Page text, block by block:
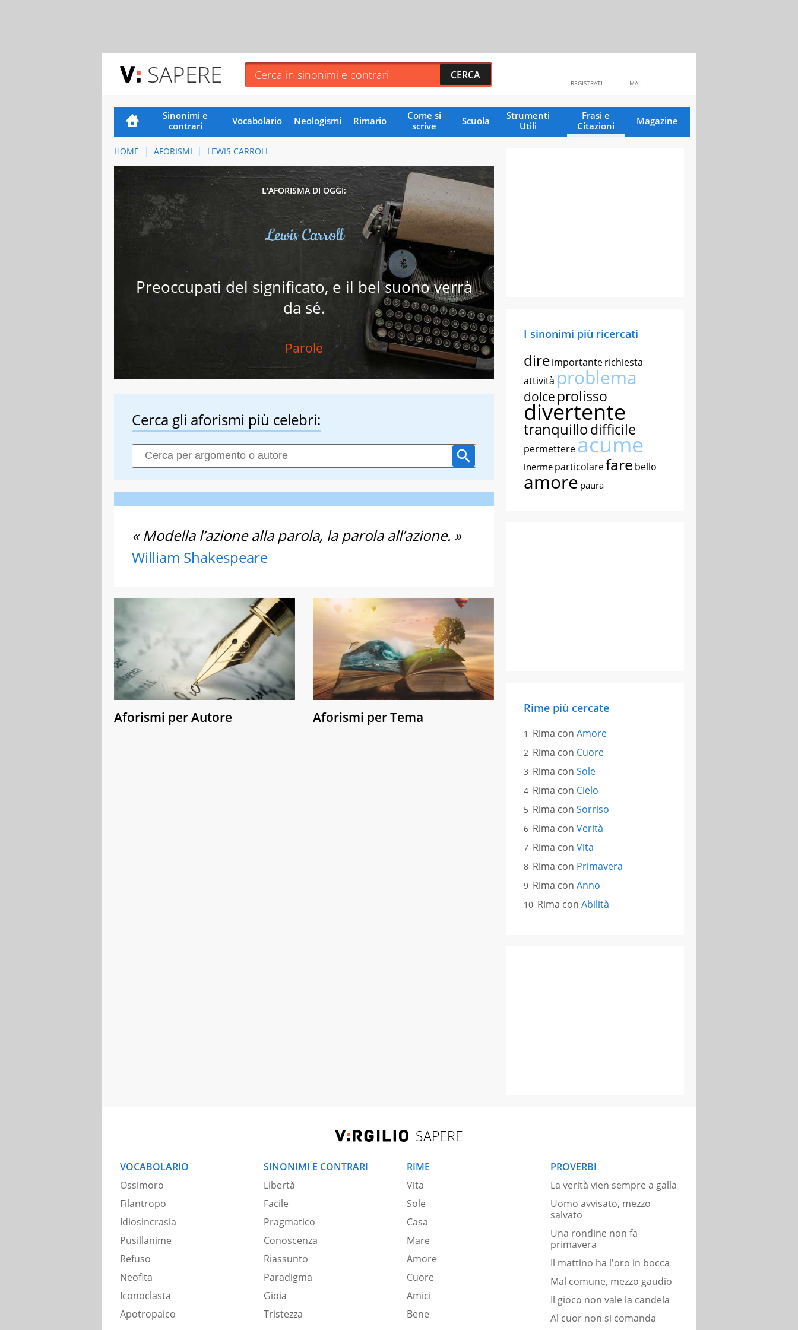
SAPERE MAIL
REGISTRATI
Sinonimi e
contrari
Vocabolario Neologismi Rimario
Come si
scrive
Scuola
Strumenti
Utili
Frasi e
Citazioni
Magazine
HOME AFORISMI LEWIS CARROLL
L'AFORISMA DI OGGI:
Lewis Carroll
Preoccupati del significato, e il bel suono verrà
da sé.
Parole
Cerca gli aforismi più celebri:
« Modella l’azione alla parola, la parola all’azione. »
William Shakespeare
Aforismi per Autore Aforismi per Tema
I sinonimi più ricercati
direimportanterichiesta
attività problema
dolce prolisso
divertente
tranquillodifficile
permettereacume
inerme particolarefare bello
amore paura
Rime più cercate
Rima con Amore
Rima con Cuore
Rima con Sole
Rima con Cielo
Rima con Sorriso
Rima con Verità
Rima con Vita
Rima con Primavera
Rima con Anno
Rima con Abilità
SAPERE
VOCABOLARIO
Ossimoro
Filantropo
Idiosincrasia
Pusillanime
Refuso
Neofita
Iconoclasta
Apotropaico
SINONIMI E CONTRARI
Libertà
Facile
Pragmatico
Conoscenza
Riassunto
Paradigma
Gioia
Tristezza
RIME
Vita
Sole
Casa
Mare
Amore
Cuore
Amici
Bene
PROVERBI
La verità vien sempre a galla
Uomo avvisato, mezzo
salvato
Una rondine non fa
primavera
Il mattino ha l'oro in bocca
Mal comune, mezzo gaudio
Il gioco non vale la candela
Al cuor non si comanda